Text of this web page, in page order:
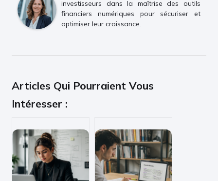
investisseurs dans la maîtrise des outils
financiers numériques pour sécuriser et
optimiser leur croissance.
Articles Qui Pourraient Vous
Intéresser :